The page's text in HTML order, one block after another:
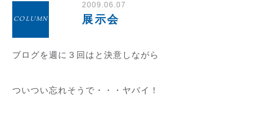
COLUMN
2009.06.07
展示会
ブログを週に３回はと決意しながら
ついつい忘れそうで・・・ヤバイ！